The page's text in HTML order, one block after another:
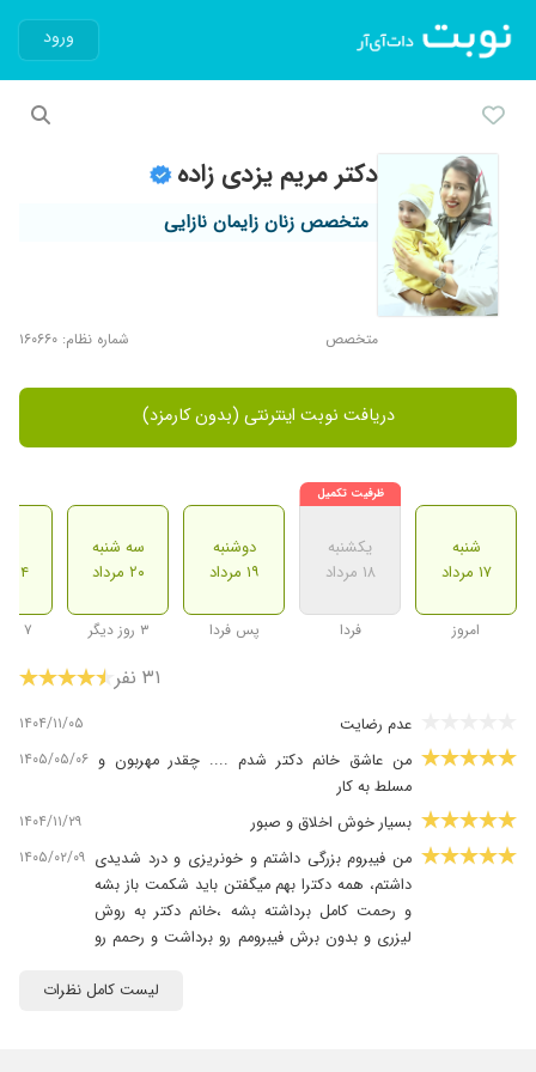
ورود
دکتر مریم یزدی زاده
متخصص زنان زایمان نازایی
متخصص شماره نظام: ۱۶۰۶۶۰
دریافت نوبت اینترنتی (بدون کارمزد)
شنبه
۱۷ مرداد
امروز
یکشنبه
۱۸ مرداد
فردا
دوشنبه
۱۹ مرداد
پس فردا
سه شنبه
۲۰ مرداد
۳ روز دیگر
۲۴ مرداد
۷ روز دیگر
۳۱ نفر
عدم رضایت ۱۴۰۴/۱۱/۰۵
من عاشق خانم دکتر شدم .... چقدر مهربون و
مسلط به کار
۱۴۰۵/۰۵/۰۶
بسیار خوش اخلاق و صبور ۱۴۰۴/۱۱/۲۹
من فیبروم بزرگی داشتم و خونریزی و درد شدیدی
داشتم، همه دکترا بهم میگفتن باید شکمت باز بشه
و رحمت کامل برداشته بشه ،خانم دکتر به روش
لیزری و بدون برش فیبرومم رو برداشت و رحمم رو
از شکمم در اوردن و الان تحت نظر ایشون میخوام
۱۴۰۵/۰۲/۰۹
لیست کامل نظرات